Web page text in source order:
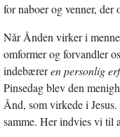
for naboer og venner, der
Når Ånden virker i
omformer og forvandler
indebæreren personlig
Pinsedag blev den
Ånd, som virkede i
samme. Her indvies vi til